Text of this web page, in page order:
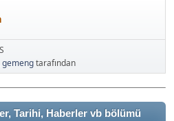
gemengtarafından
Tarihi, Haberler vb bölümü